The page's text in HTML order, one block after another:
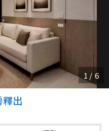
字
新北降價好屋限量釋出
台南降價好屋限量釋出
域
釋出